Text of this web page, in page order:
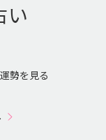
い
勢を見る